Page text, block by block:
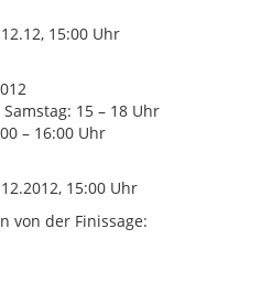
15:00 Uhr
15 – 18 Uhr
– 16:00 Uhr
15:00 Uhr
von der Finissage: